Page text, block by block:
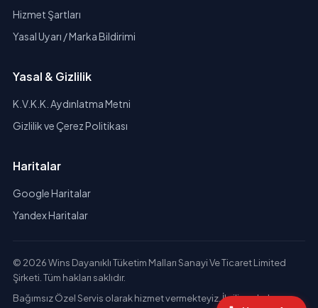
Hizmet Şartları
Yasal Uyarı / Marka Bildirimi
Yasal & Gizlilik
K.V.K.K. Aydınlatma Metni
Gizlilik ve Çerez Politikası
Haritalar
Google Haritalar
Yandex Haritalar
© 2026 Wins Dayanıklı Tüketim Malları Sanayi Ve Ticaret Limited
Şirketi. Tüm hakları saklıdır.
Bağımsız Özel Servis olarak hizmet vermekteyiz. İlgili markaların